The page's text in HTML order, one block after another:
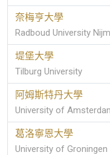
奈梅亨大學
Radboud University
堤堡大學
Tilburg University
阿姆斯特丹大學
University of
葛洛寧恩大學
University of Groningen